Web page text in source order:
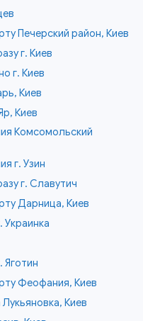
Печерский район, Киев
г. Киев
г. Киев
Киев
Киев
Комсомольский
г. Узин
г. Славутич
Дарница, Киев
Украинка
Яготин
Феофания, Киев
Киев